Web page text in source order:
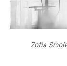
Zofia